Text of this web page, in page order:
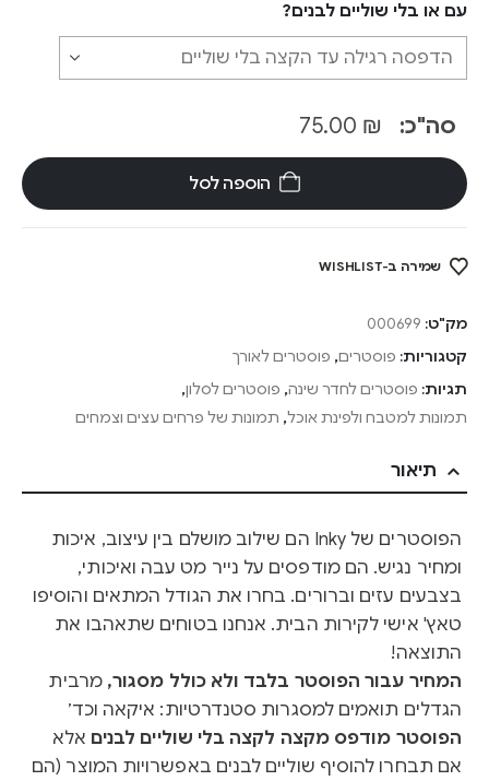
עם או בלי שוליים לבנים?
סה"כ: ₪
הוספה לסל
שמירה ב-WISHLIST
מק"ט: 000699
קטגוריות: פוסטרים, פוסטרים לאורך
תגיות: פוסטרים לחדר שינה, פוסטרים לסלון,
תמונות למטבח ולפינת אוכל, תמונות של פרחים עצים וצמחים
תיאור
הפוסטרים של Inky הם שילוב מושלם בין עיצוב, איכות
ומחיר נגיש. הם מודפסים על נייר מט עבה ואיכותי,
בצבעים עזים וברורים. בחרו את הגודל המתאים והוסיפו
טאץ' אישי לקירות הבית. אנחנו בטוחים שתאהבו את
התוצאה!
המחיר עבור הפוסטר בלבד ולא כולל מסגור, מרבית
הגדלים תואמים למסגרות סטנדרטיות: איקאה וכד׳
הפוסטר מודפס מקצה לקצה בלי שוליים לבנים אלא
אם תבחרו להוסיף שוליים לבנים באפשרויות המוצר (הם